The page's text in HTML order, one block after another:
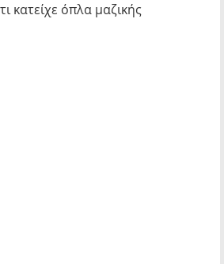
κατείχε όπλα μαζικής